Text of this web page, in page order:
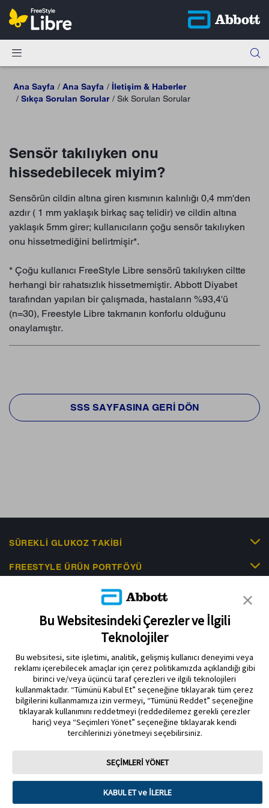
Ana Sayfa Ana Sayfa
İletişim & Haberler
Sıkça Sorulan Sorular
Sık Sorulan Sorular
Sensör takılıyken onu
hissedebilecek miyim?
Sensörün cildin altına giren kısmının kalınlığı 0,4 mm'den
azdır ( 1 mm yaklaşık birkaç saç telidir) ve cildin altına
yaklaşık 5mm girer; kullanıcıların çoğu sensör takılıyken
onu hissetmediğini belirtmişir*.
* Çoğu kullanıcı FreeStyle Libre sensörü takılıyken ciltte
herhangi bir rahatsızlık hissetmemiştir. Abbott Diyabet
tarafından yapılan bir çalışmada, hastaların %93,4'ü
(n=30), Freestyle Libre takmanın konforlu olduğunu
onaylamıştır.
SSS SAYFASINA GERI DÖN
SÜREKLI GLUKOZ TAKIBI
FREESTYLE ÜRÜN PORTFÖYÜ
EDUCATIONAL RESOURCES
İLETIŞIM & HABERLER
Gizlilik Politikası Çerez Politikası
Kullanım Koşulları
Sensör muhafazası, FreeStyle, Libre ve ilgili marka markaları Abbott'un
herhangi bir Abbott ticari markası, ticari adı veya ticari takdim şekli, Abbott
Laboratuarlarının önceden yazılı izni olmaksızın, şirketin ürün veya
hizmetlerini tanımlamak dışında kullanılamaz. Bu web sitesi ve burada yer
Bu Websitesindeki Çerezler ve İlgili
Teknolojiler
Bu websitesi, site işletimi, analitik, gelişmiş kullanıcı deneyimi veya
reklamı içerebilecek amaçlar için çerez politikamızda açıklandığı gibi
birinci ve/veya üçüncü taraf çerezleri ve ilgili teknolojileri
kullanmaktadır. “Tümünü Kabul Et” seçeneğine tıklayarak tüm çerez
bilgilerini kullanmamıza izin vermeyi, “Tümünü Reddet” seçeneğine
tıklayarak kullanımını reddetmeyi (reddedilemez gerekli çerezler
hariç) veya “Seçimleri Yönet” seçeneğine tıklayarak kendi
tercihlerinizi yönetmeyi seçebilirsiniz.
SEÇİMLERİ YÖNET
KABUL ET ve İLERLE